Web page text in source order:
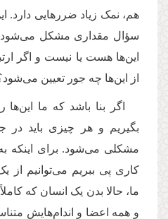
هم، نمک زیاد ضررهایی دارد.
سؤال مقداری مشکل می‌شود.
این‌ها هست یا نیست و اگر
از این‌ها چه جور تعیین
اگر بنا باشد که ما
بگیریم و هر چیزی باید در
مشکلی می‌شود. برای اینکه
کاری پی ببریم می‌توانیم از
ما، حالا بدن یک انسان که
و همه اعضا و اندام‌هایش